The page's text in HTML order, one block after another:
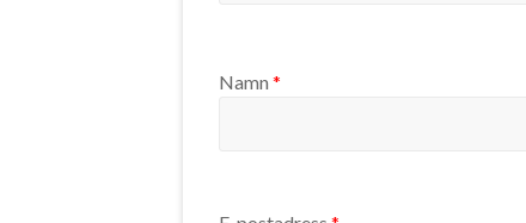
Namn *